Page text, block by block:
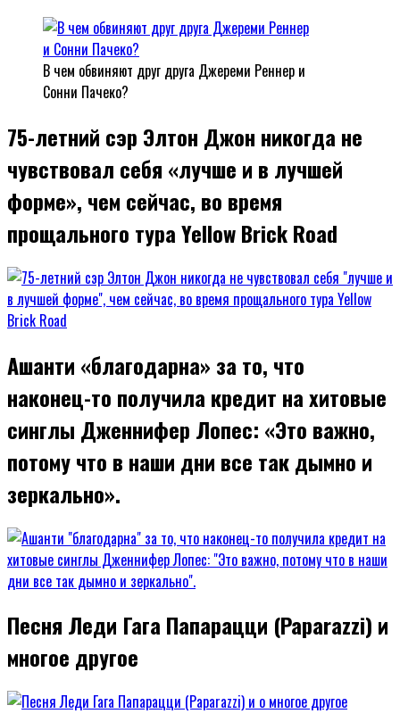
В чем обвиняют друг друга Джереми Реннер и
Сонни Пачеко?
75-летний сэр Элтон Джон никогда не
чувствовал себя «лучше и в лучшей
форме», чем сейчас, во время
прощального тура Yellow Brick Road
Ашанти «благодарна» за то, что
наконец-то получила кредит на хитовые
синглы Дженнифер Лопес: «Это важно,
потому что в наши дни все так дымно и
зеркально».
Песня Леди Гага Папарацци (Paparazzi) и
многое другое